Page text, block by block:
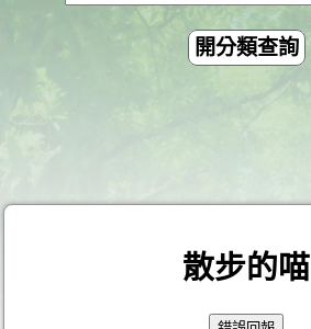
開分類查詢
散步的喵